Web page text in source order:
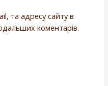
та адресу сайту в
коментарів.